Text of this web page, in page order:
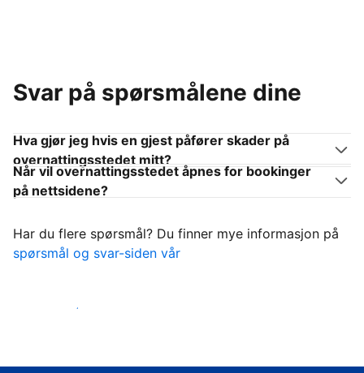
Svar på spørsmålene dine
Hva gjør jeg hvis en gjest påfører skader på
overnattingsstedet mitt?
Når vil overnattingsstedet åpnes for bookinger
på nettsidene?
Har du flere spørsmål? Du finner mye informasjon på
spørsmål og svar-siden vår
Ta imot gjestene